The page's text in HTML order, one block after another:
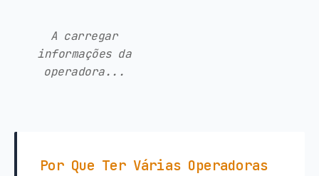
A carregar
informações da
operadora...
Por Que Ter Várias Operadoras